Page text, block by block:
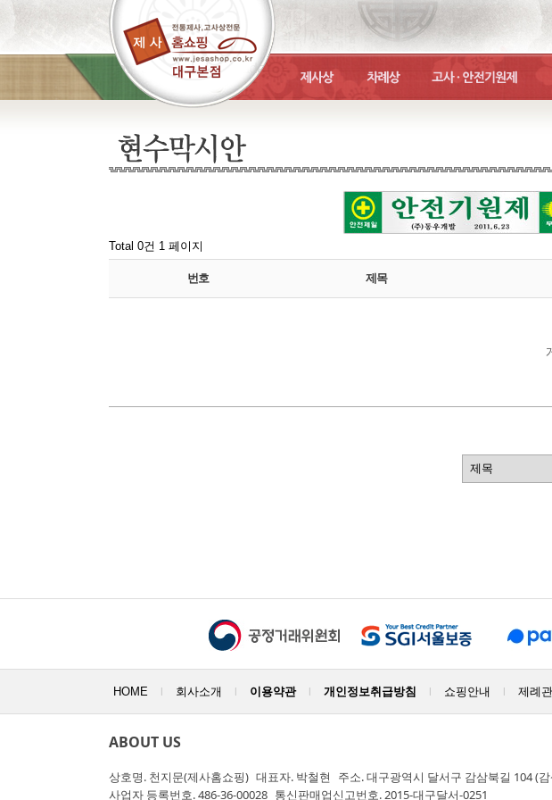
Total 0건 1 페이지
번호 제목
HOME | 회사소개 | 이용약관 | 개인정보취급방침 | 쇼핑안내 | 제례
ABOUT US
상호명. 천지문(제사홈쇼핑) 대표자. 박철현 주소.대구광역시 달서구 감삼북길 104 (
사업자 등록번호.486-36-00028 통신판매업신고번호.2015-대구달서-0251